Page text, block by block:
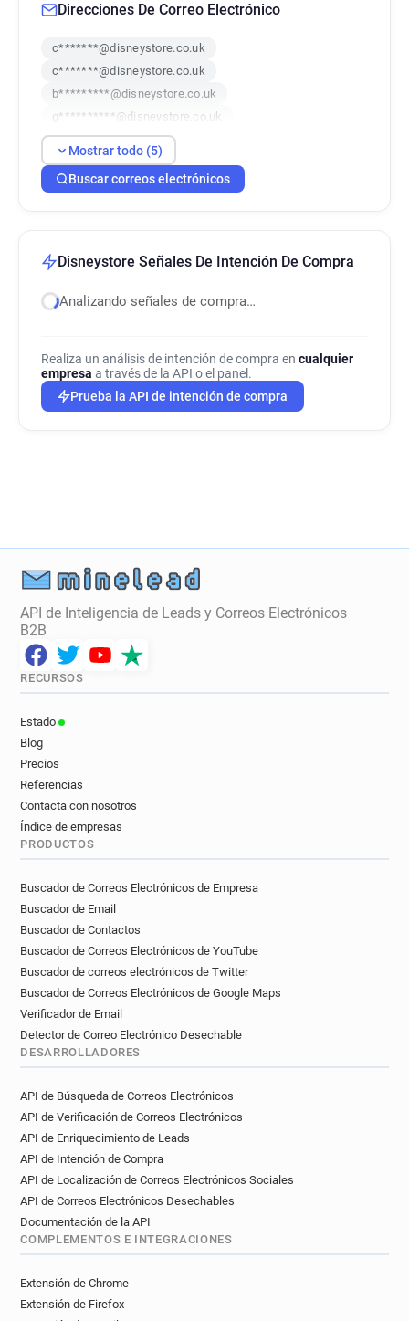
Direcciones De Correo Electrónico
c*******@disneystore.co.uk
c*******@disneystore.co.uk
b*********@disneystore.co.uk
g**********@disneystore.co.uk
w******@disneystore.co.uk
Mostrar todo (5)
Buscar correos electrónicos
Disneystore Señales De Intención De Compra
Analizando señales de compra…
Realiza un análisis de intención de compra en cualquier
empresa a través de la API o el panel.
Prueba la API de intención de compra
API de Inteligencia de Leads y Correos Electrónicos
B2B
RECURSOS
Estado
Blog
Precios
Referencias
Contacta con nosotros
Índice de empresas
PRODUCTOS
Buscador de Correos Electrónicos de Empresa
Buscador de Email
Buscador de Contactos
Buscador de Correos Electrónicos de YouTube
Buscador de correos electrónicos de Twitter
Buscador de Correos Electrónicos de Google Maps
Verificador de Email
Detector de Correo Electrónico Desechable
DESARROLLADORES
API de Búsqueda de Correos Electrónicos
API de Verificación de Correos Electrónicos
API de Enriquecimiento de Leads
API de Intención de Compra
API de Localización de Correos Electrónicos Sociales
API de Correos Electrónicos Desechables
Documentación de la API
COMPLEMENTOS E INTEGRACIONES
Extensión de Chrome
Extensión de Firefox